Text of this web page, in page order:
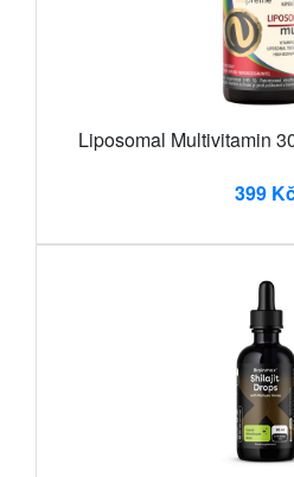
Liposomal Multivitamin
399